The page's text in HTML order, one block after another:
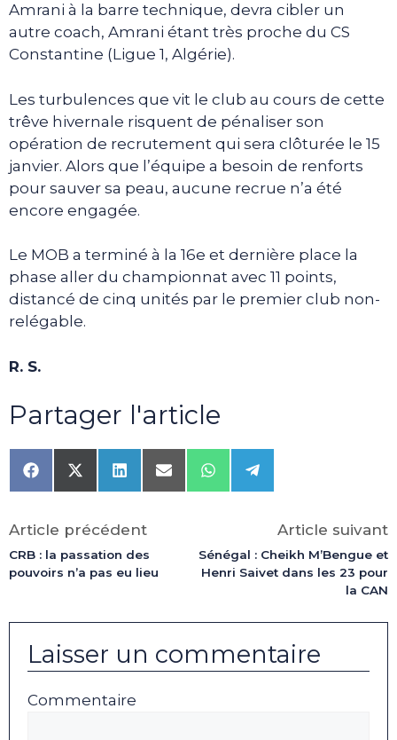
Amrani à la barre technique, devra cibler un
autre coach, Amrani étant très proche du CS
Constantine (Ligue 1, Algérie).
Les turbulences que vit le club au cours de cette
trêve hivernale risquent de pénaliser son
opération de recrutement qui sera clôturée le 15
janvier. Alors que l’équipe a besoin de renforts
pour sauver sa peau, aucune recrue n’a été
encore engagée.
Le MOB a terminé à la 16e et dernière place la
phase aller du championnat avec 11 points,
distancé de cinq unités par le premier club non-
relégable.
R. S.
Partager l'article
Share
on
Share
on
(Twitter)
Share
on
Share
on
Share
on
Share
on
Article précédent
CRB : la passation des
pouvoirs n’a pas eu lieu
Article suivant
Sénégal : Cheikh M’Bengue et
Henri Saivet dans les 23 pour
la CAN
Laisser un commentaire
Commentaire